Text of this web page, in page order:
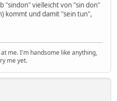
"sindon" vielleicht von "sin don"
kommt und damit "sein tun",
me. I'm handsome like anything,
me yet.